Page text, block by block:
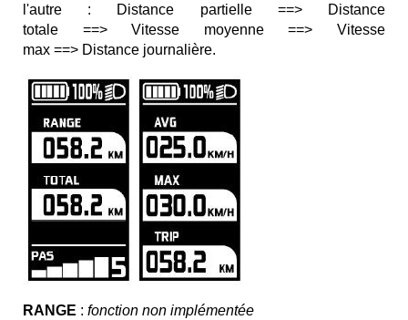
l'autre :
Distance partielle ==>
Distance
totale
==> Vitesse moyenne ==>
Vitesse
max ==> Distance journalière.
RANGE : fonction non implémentée